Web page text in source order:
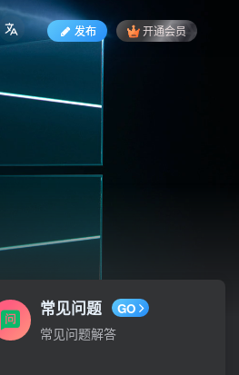
发布 开通会员
常见问题 GO
常见问题解答